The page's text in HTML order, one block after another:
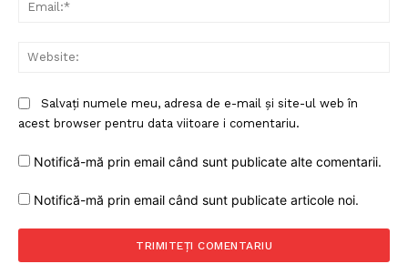
Salvați numele meu, adresa de e-mail și site-ul web în
acest browser pentru data viitoare i comentariu.
Notifică-mă prin email când sunt publicate alte comentarii.
Notifică-mă prin email când sunt publicate articole noi.